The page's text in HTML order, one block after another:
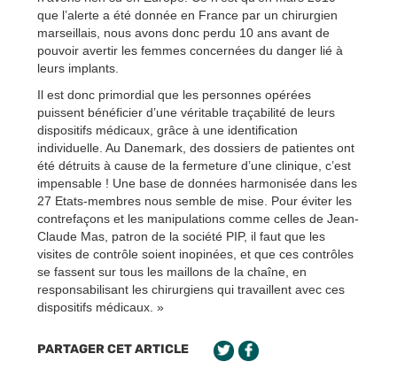
que l’alerte a été donnée en France par un chirurgien
marseillais, nous avons donc perdu 10 ans avant de
pouvoir avertir les femmes concernées du danger lié à
leurs implants.
Il est donc primordial que les personnes opérées
puissent bénéficier d’une véritable traçabilité de leurs
dispositifs médicaux, grâce à une identification
individuelle. Au Danemark, des dossiers de patientes ont
été détruits à cause de la fermeture d’une clinique, c’est
impensable ! Une base de données harmonisée dans les
27 Etats-membres nous semble de mise. Pour éviter les
contrefaçons et les manipulations comme celles de Jean-
Claude Mas, patron de la société PIP, il faut que les
visites de contrôle soient inopinées, et que ces contrôles
se fassent sur tous les maillons de la chaîne, en
responsabilisant les chirurgiens qui travaillent avec ces
dispositifs médicaux. »
PARTAGER CET ARTICLE